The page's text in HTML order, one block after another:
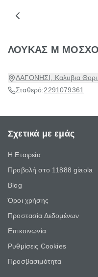
ΛΟΥΚΑΣ Μ
ΛΑΓΟΝΗΣΙ, Καλυβια
Σταθερό:2291079361
Σχετικά με εμάς
Η Εταιρεία
Προβολή στο 11888 giaola
Blog
Όροι χρήσης
Προστασία Δεδομένων
Επικοινωνία
Ρυθμίσεις Cookies
Προσβασιμότητα